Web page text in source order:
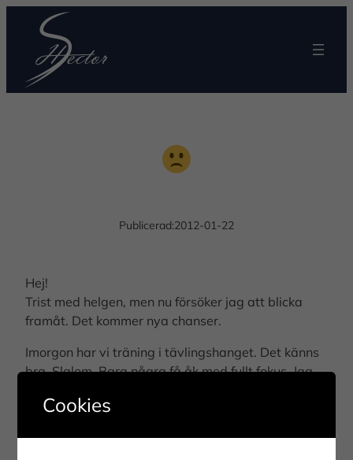
Publicerad:2012-01-22
Hej!
Trist med helgen, men nu försöker jag att blicka
framåt. Det kommer nya chanser.
Imorgon har vi träning i tävlingshanget. Det känns
bra. Slalom. Bara några få åk med fullt fokus. Jag
Cookies